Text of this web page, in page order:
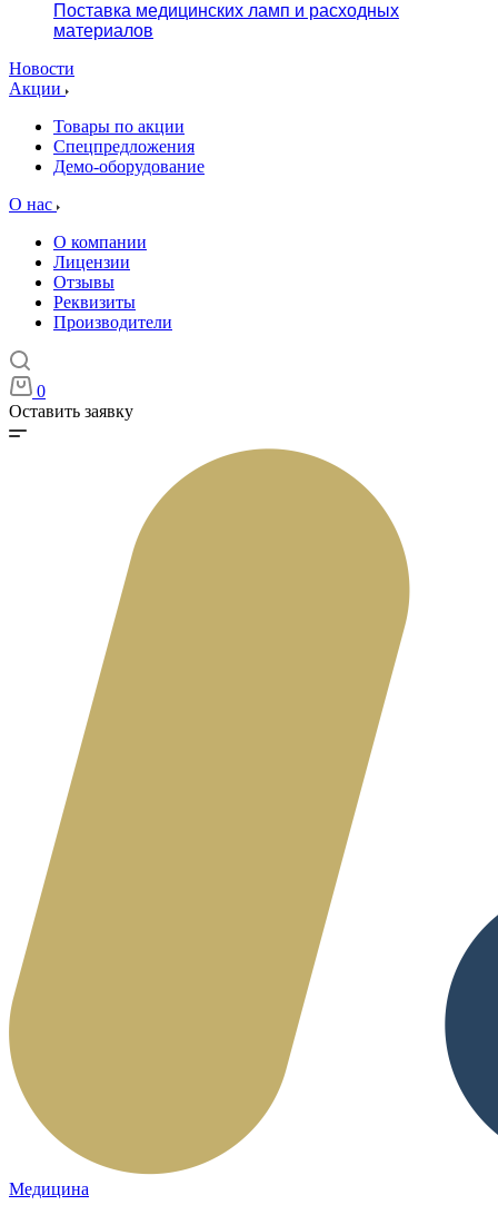
Поставка медицинских ламп и расходных
материалов
Новости
Акции
Товары по акции
Спецпредложения
Демо-оборудование
О нас
О компании
Лицензии
Отзывы
Реквизиты
Производители
0
Оставить заявку
Медицина